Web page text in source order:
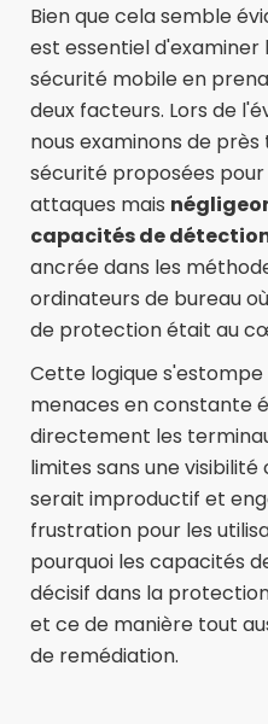
Bien que cela semble
est essentiel
sécurité mobile en
deux facteurs. Lors de
nous examinons de
sécurité proposées
attaques mais
capacités de
ancrée dans les
ordinateurs de bureau
de protection était au
Cette logique
menaces en constante
directement les
limites sans une
serait improductif et
frustration pour les
pourquoi les capacités
décisif dans la
et ce de manière tout
de remédiation.